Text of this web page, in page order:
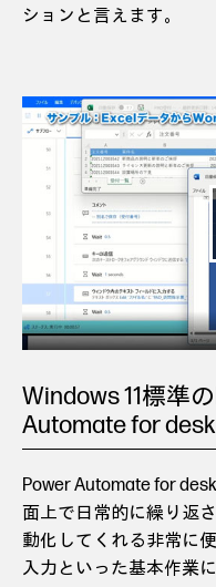
ションと言えます。
Windows 11標準
Automate for
Power Automate for
面上で日常的に繰り返
動化してくれる非常に
入力といった基本作業